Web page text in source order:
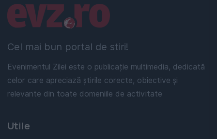
Cel mai bun portal de stiri!
Evenimentul Zilei este o publicație multimedia, dedicată
celor care apreciază știrile corecte, obiective și
relevante din toate domeniile de activitate
Linkuri utile
Utile